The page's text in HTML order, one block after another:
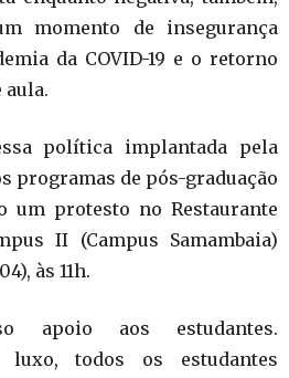
momento de insegurança
da COVID-19 e o retorno
aula.
política implantada pela
programas de pós-graduação
um protesto no Restaurante
II (Campus Samambaia)
às 11h.
apoio aos estudantes.
luxo, todos os estudantes